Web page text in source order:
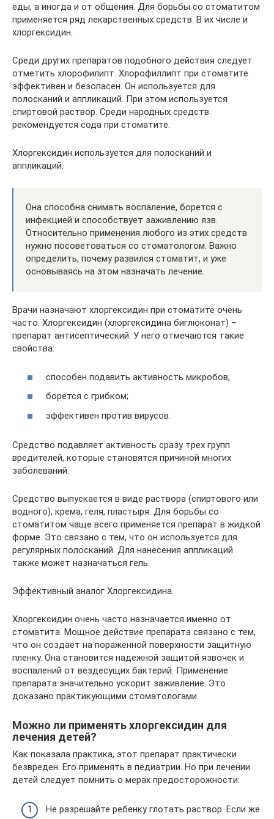
еды, а иногда и от общения. Для борьбы со стоматитом
применяется ряд лекарственных средств. В их числе и
хлоргексидин.
Среди других препаратов подобного действия следует
отметить хлорофилипт. Хлорофиллипт при стоматите
эффективен и безопасен. Он используется для
полосканий и аппликаций. При этом используется
спиртовой раствор. Среди народных средств
рекомендуется сода при стоматите.
Хлоргексидин используется для полосканий и
аппликаций.
Она способна снимать воспаление, борется с
инфекцией и способствует заживлению язв.
Относительно применения любого из этих средств
нужно посоветоваться со стоматологом. Важно
определить, почему развился стоматит, и уже
основываясь на этом назначать лечение.
Врачи назначают хлоргексидин при стоматите очень
часто. Хлоргексидин (хлоргексидина биглюконат) –
препарат антисептический. У него отмечаются такие
свойства:
способен подавить активность микробов;
борется с грибком;
эффективен против вирусов.
Средство подавляет активность сразу трех групп
вредителей, которые становятся причиной многих
заболеваний.
Средство выпускается в виде раствора (спиртового или
водного), крема, геля, пластыря. Для борьбы со
стоматитом чаще всего применяется препарат в жидкой
форме. Это связано с тем, что он используется для
регулярных полосканий. Для нанесения аппликаций
также может назначаться гель.
Эффективный аналог Хлоргексидина.
Хлоргексидин очень часто назначается именно от
стоматита. Мощное действие препарата связано с тем,
что он создает на пораженной поверхности защитную
пленку. Она становится надежной защитой язвочек и
воспалений от вездесущих бактерий. Применение
препарата значительно ускорит заживление. Это
доказано практикующими стоматологами.
Можно ли применять хлоргексидин для
лечения детей?
Как показала практика, этот препарат практически
безвреден. Его применять в педиатрии. Но при лечении
детей следует помнить о мерах предосторожности:
Не разрешайте ребенку глотать раствор. Если же